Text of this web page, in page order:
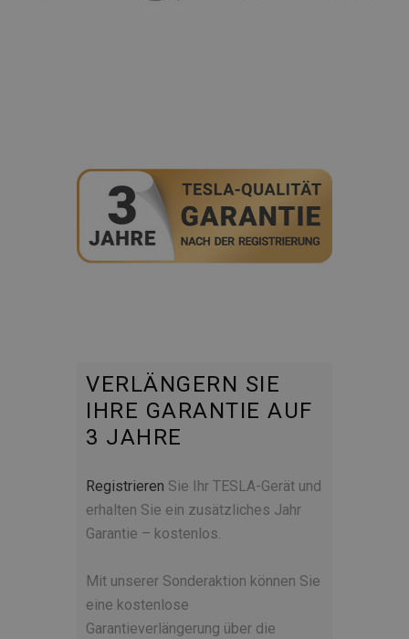
VERLÄNGERN SIE
IHRE GARANTIE AUF
3 JAHRE
Registrieren Sie Ihr TESLA-Gerät und
erhalten Sie ein zusätzliches Jahr
Garantie – kostenlos.
Mit unserer Sonderaktion können Sie
eine kostenlose
Garantieverlängerung über die